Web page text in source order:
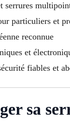
serrures
particuliers et
reconnue
et
fiables et
sa